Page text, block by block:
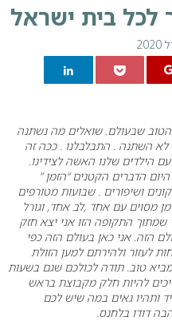
בית ישראל
שבעולם. שואלים מה נשתנה
לא השתנה . התבלבלנו . ככה זה
הילדים שלנו האשה לצידינו.
הדברים הקטנים “הזמן ”
ושיפורים . שבועות מטורפים
מסוים עם אחד ,לב אחד, וגורל
שמתוך התקופה הזו אני יצא חזק
הזה. אני כאן בעולם הזה כפי
לעזור ולהירתם למען הזולת
טוב. תודה לכולכם שגם בשעות
להיות חלק מקבוצת בראש
יד ותהיו גאים במה שיש לכם
דודו בלחנס.